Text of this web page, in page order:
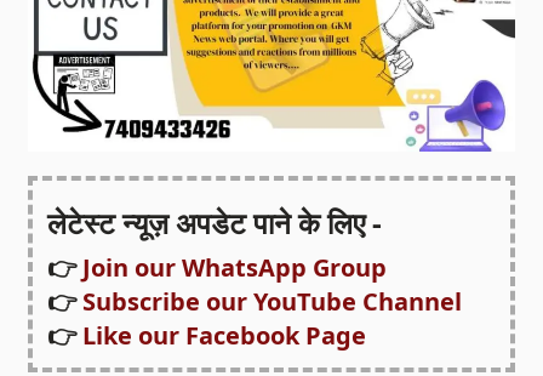
लेटेस्ट न्यूज़ अपडेट पाने के लिए -
👉Join our WhatsApp Group
👉Subscribe our YouTube Channel
👉Like our Facebook Page